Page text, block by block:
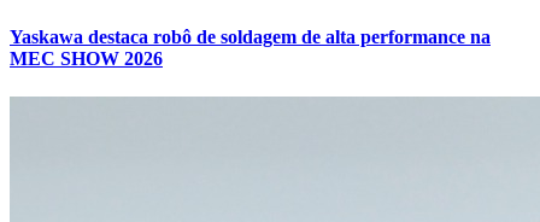
Yaskawa destaca robô de soldagem de alta performance na
MEC SHOW 2026